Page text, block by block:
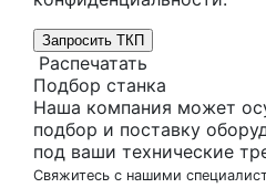
Запросить ТКП
Распечатать
Подбор станка
Наша компания может
подбор и поставку
под ваши технические
Свяжитесь с нашими